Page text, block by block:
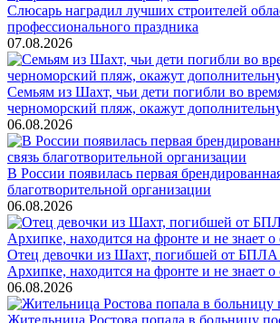
Слюсарь наградил лучших строителей
профессионального праздника
07.08.2026
Семьям из Шахт, чьи дети погибли во
черноморский пляж, окажут
06.08.2026
В России появилась первая
благотворительной организации
06.08.2026
Отец девочки из Шахт, погибшей от БПЛА
Архипке, находится на фронте и не знает о
06.08.2026
Жительница Ростова попала в больницу